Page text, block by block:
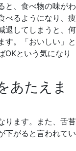
と、食べ物の味がわ
べるようになり、痩
退してしまうと、何
す。「おいしい」と
OKという気になり
あたえま
ります。また、舌苔
下がると言われてい